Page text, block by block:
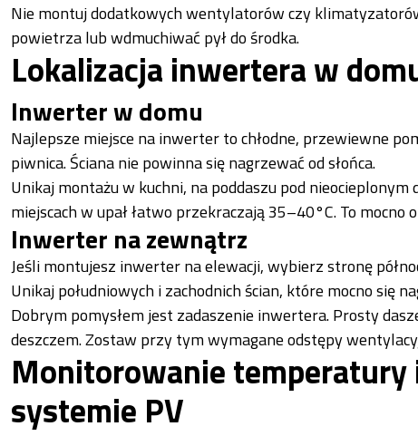
Nie montuj dodatkowych wentylatorów czy
powietrza lub wdmuchiwać pył do środka.
Lokalizacja inwertera w
Inwerter w domu
Najlepsze miejsce na inwerter to chłodne, przewiewne
piwnica. Ściana nie powinna się nagrzewać od słońca.
Unikaj montażu w kuchni, na poddaszu pod
miejscach w upał łatwo przekraczają 35–40°C. To
Inwerter na zewnątrz
Jeśli montujesz inwerter na elewacji, wybierz stronę
Unikaj południowych i zachodnich ścian, które mocno się
Dobrym pomysłem jest zadaszenie inwertera. Prosty
deszczem. Zostaw przy tym wymagane odstępy
Monitorowanie
systemie PV